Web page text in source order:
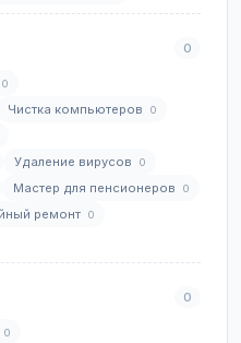
0
0
Чистка компьютеров 0
Удаление вирусов 0
Мастер для пенсионеров 0
ремонт 0
0
0